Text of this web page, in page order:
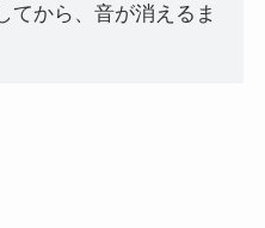
てから、音が消えるま